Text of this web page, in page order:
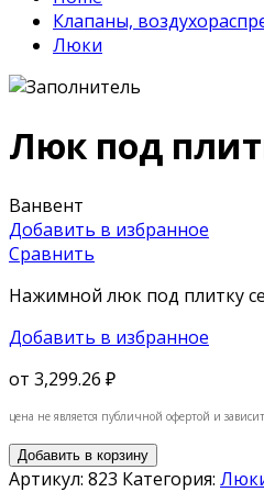
Клапаны,
Люки
Люк под
Ванвент
Добавить в избранное
Сравнить
Нажимной люк под плитку
Добавить в избранное
от 3,299.26 ₽
цена не является публичной офертой и
Добавить в корзину
Артикул: 823 Категория: